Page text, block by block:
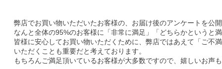
弊店でお買い物いただいたお客様の、お届け後のアンケートを公
なんと全体の95%のお客様に「非常に満足」「どちらかというと
皆様に安心してお買い物いただくために、弊店ではあえて「ご不
いただくことも重要だと考えております。
もちろんご満足頂いているお客様が大多数ですので、嬉しいお声